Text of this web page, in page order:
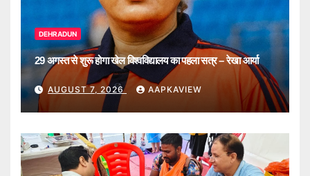
DEHRADUN
29 अगस्त से शुरू होगा खेल विश्वविद्यालय का पहला सत्र – रेखा आर्या
AUGUST 7, 2026 AAPKAVIEW